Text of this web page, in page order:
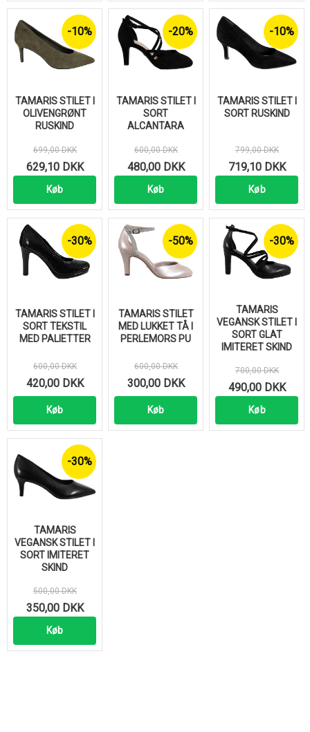
TAMARIS STILET I
OLIVENGRØNT
RUSKIND
699,00 DKK
629,10 DKK
Køb
-10%
TAMARIS STILET I
SORT
ALCANTARA
600,00 DKK
480,00 DKK
Køb
-20%
TAMARIS STILET I
SORT RUSKIND
799,00 DKK
719,10 DKK
Køb
-10%
TAMARIS STILET I
SORT TEKSTIL
MED PALIETTER
600,00 DKK
420,00 DKK
Køb
-30%
TAMARIS STILET
MED LUKKET TÅ I
PERLEMORS PU
600,00 DKK
300,00 DKK
Køb
-50%
TAMARIS
VEGANSK STILET I
SORT GLAT
IMITERET SKIND
700,00 DKK
490,00 DKK
Køb
-30%
TAMARIS
VEGANSK STILET I
SORT IMITERET
SKIND
500,00 DKK
350,00 DKK
Køb
-30%